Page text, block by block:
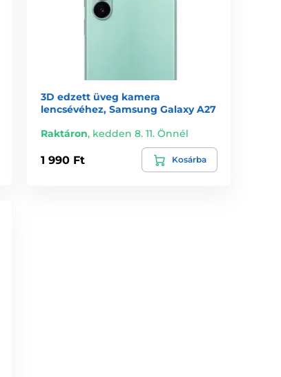
3D edzett üveg kamera
lencsévéhez, Samsung Galaxy A27
Raktáron, kedden 8. 11. Önnél
1 990 Ft Kosárba